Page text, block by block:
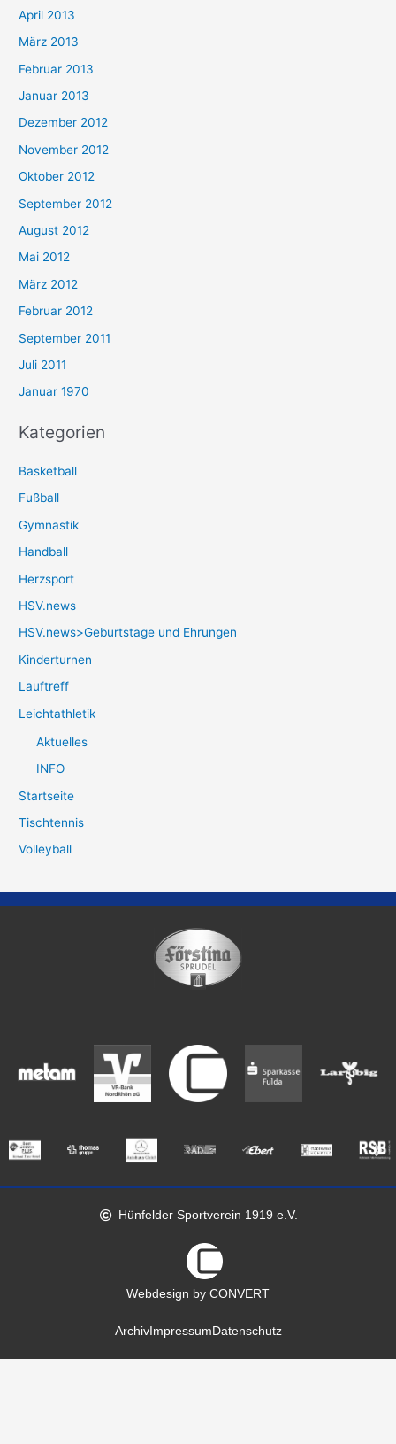
April 2013
März 2013
Februar 2013
Januar 2013
Dezember 2012
November 2012
Oktober 2012
September 2012
August 2012
Mai 2012
März 2012
Februar 2012
September 2011
Juli 2011
Januar 1970
Kategorien
Basketball
Fußball
Gymnastik
Handball
Herzsport
HSV.news
HSV.news>Geburtstage und Ehrungen
Kinderturnen
Lauftreff
Leichtathletik
Aktuelles
INFO
Startseite
Tischtennis
Volleyball
Hünfelder Sportverein 1919 e.V.
Webdesign by CONVERT
ArchivImpressumDatenschutz